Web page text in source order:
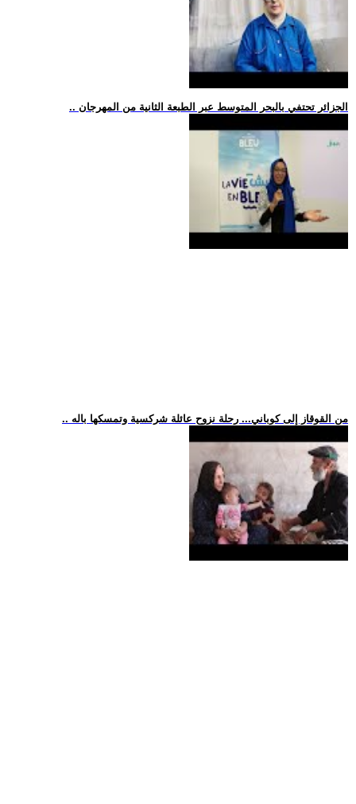
.. الجزائر تحتفي بالبحر المتوسط عبر الطبعة الثانية من المهرجان
.. من القوقاز إلى كوباني... رحلة نزوح عائلة شركسية وتمسكها باله